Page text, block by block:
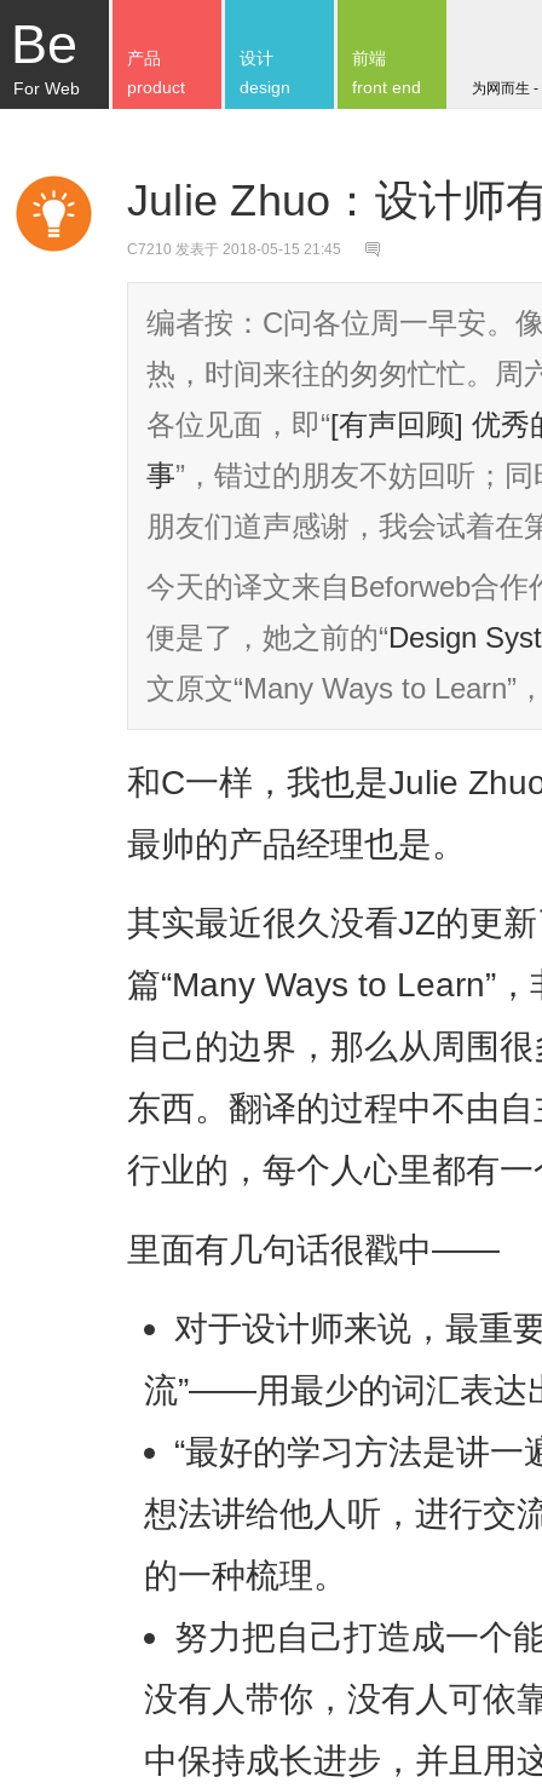
Be
For Web 为网而生
产品
product
设计
design
前端
front end
Julie Zhuo：设计师
C7210 发表于 2018-05-15 21:45
编者按：C问各位周一早安。
热，时间来往的匆匆忙忙。周
各位见面，即“[有声回顾] 优秀
事”，错过的朋友不妨回听；
朋友们道声感谢，我会试着在
今天的译文来自Beforweb合作
便是了，她之前的“Design
文原文“Many Ways to Learn”
和C一样，我也是Julie
最帅的产品经理也是。
其实最近很久没看JZ的更
篇“Many Ways to Learn”
自己的边界，那么从周围
东西。翻译的过程中不由
行业的，每个人心里都有
里面有几句话很戳中——
对于设计师来说，最重
流”——用最少的词汇表达
“最好的学习方法是讲一
想法讲给他人听，进行交
的一种梳理。
努力把自己打造成一
没有人带你，没有人可依
中保持成长进步，并且用